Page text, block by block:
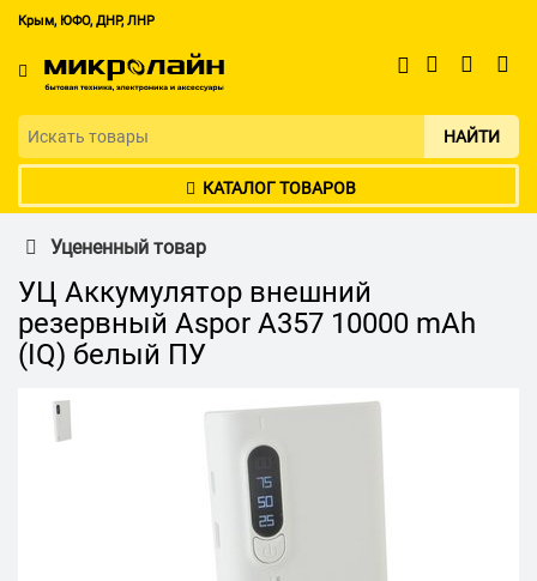
Крым, ЮФО, ДНР, ЛНР
НАЙТИ
КАТАЛОГ ТОВАРОВ
Уцененный товар
УЦ Аккумулятор внешний
резервный Aspor A357 10000 mAh
(IQ) белый ПУ